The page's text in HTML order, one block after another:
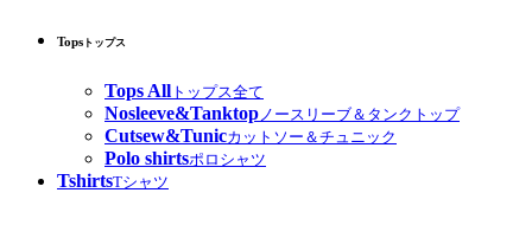
Tops トップス
Tops All トップス全て
Nosleeve&Tanktopノースリーブ＆タンクトップ
Cutsew&Tunicカットソー＆チュニック
Polo shirtsポロシャツ
TshirtsTシャツ